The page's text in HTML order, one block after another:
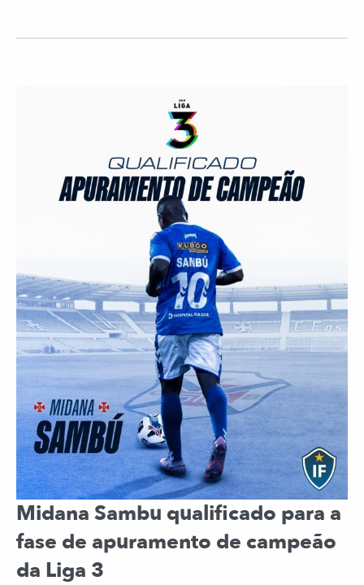
Midana Sambu qualificado para a
fase de apuramento de campeão
da Liga 3